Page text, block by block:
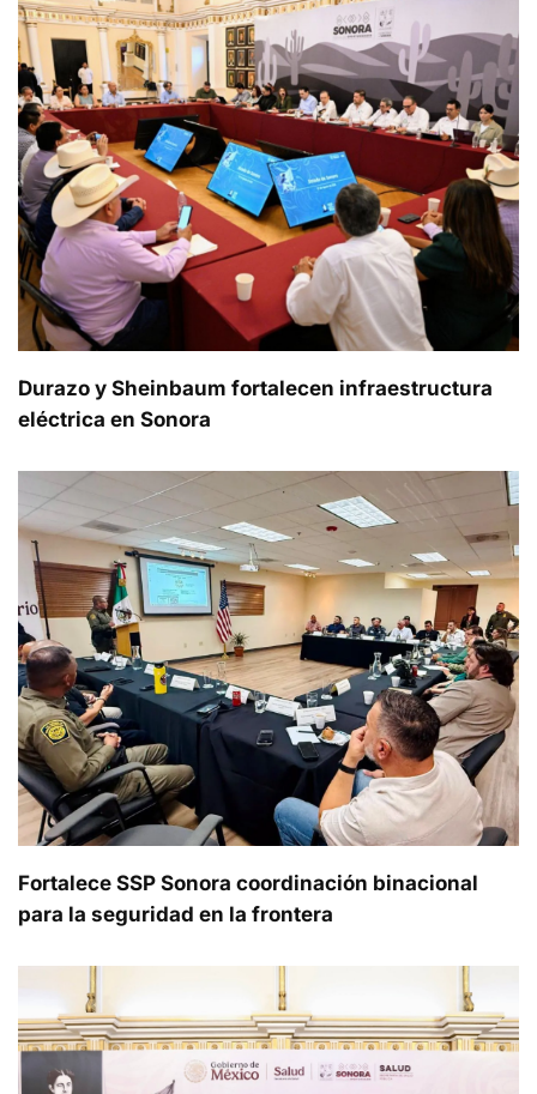
Durazo y Sheinbaum fortalecen infraestructura
eléctrica en Sonora
Fortalece SSP Sonora coordinación binacional
para la seguridad en la frontera